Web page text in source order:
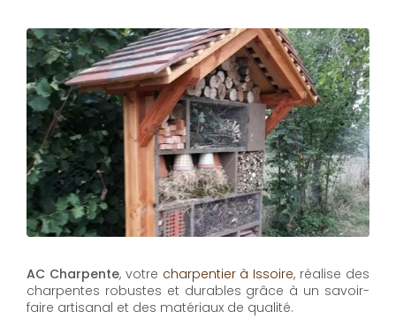
AC Charpente, votre charpentier à Issoire, réalise des
charpentes robustes et durables grâce à un savoir-
faire artisanal et des matériaux de qualité.